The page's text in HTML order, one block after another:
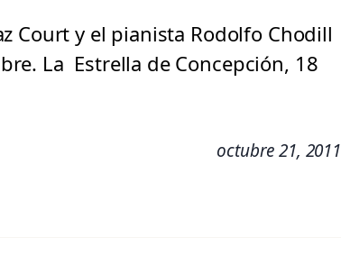
Court y el pianista Rodolfo Chodill
La Estrella de Concepción, 18
octubre 21, 2011